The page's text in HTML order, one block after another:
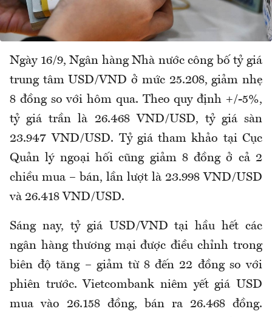
Ngày 16/9, Ngân hàng Nhà nước công bố tỷ giá
trung tâm USD/VND ở mức 25.208, giảm nhẹ
8 đồng so với hôm qua. Theo quy định +/-5%,
tỷ giá trần là 26.468 VND/USD, tỷ giá sàn
23.947 VND/USD. Tỷ giá tham khảo tại Cục
Quản lý ngoại hối cũng giảm 8 đồng ở cả 2
chiều mua – bán, lần lượt là 23.998 VND/USD
và 26.418 VND/USD.
Sáng nay, tỷ giá USD/VND tại hầu hết các
ngân hàng thương mại được điều chỉnh trong
biên độ tăng – giảm từ 8 đến 22 đồng so với
phiên trước. Vietcombank niêm yết giá USD
mua vào 26.158 đồng, bán ra 26.468 đồng.